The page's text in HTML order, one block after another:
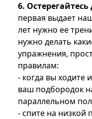
6.
первая выдает
лет нужно ее
нужно делать
упражнения,
правилам:
- когда вы ходите
ваш подбородок
параллельном
- спите на низкой